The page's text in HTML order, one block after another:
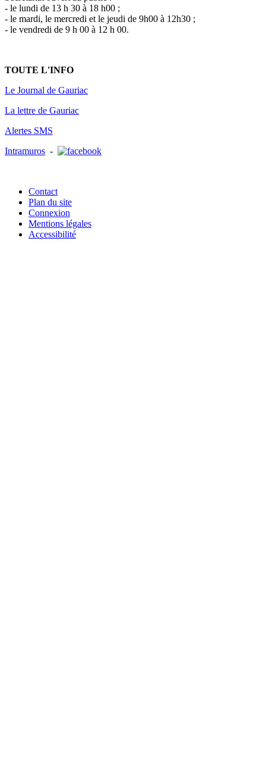
- le lundi de 13 h 30 à 18 h00 ;
- le mardi, le mercredi et le jeudi de 9h00 à 12h30 ;
- le vendredi de 9 h 00 à 12 h 00.
TOUTE L'INFO
Le Journal de Gauriac
La lettre de Gauriac
Alertes SMS
Intramuros -
Contact
Plan du site
Connexion
Mentions légales
Accessibilité